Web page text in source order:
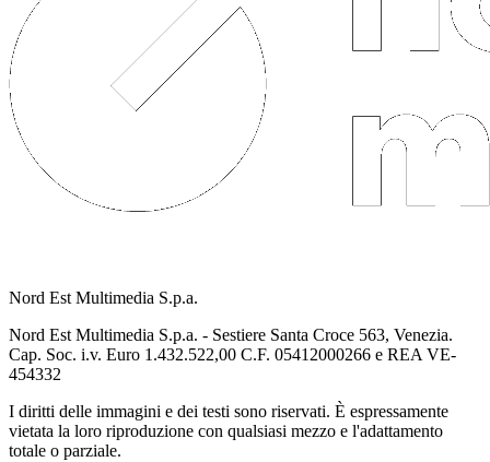
Nord Est Multimedia S.p.a.
Nord Est Multimedia S.p.a. - Sestiere Santa Croce 563, Venezia.
Cap. Soc. i.v. Euro 1.432.522,00 C.F. 05412000266 e REA VE-
454332
I diritti delle immagini e dei testi sono riservati. È espressamente
vietata la loro riproduzione con qualsiasi mezzo e l'adattamento
totale o parziale.